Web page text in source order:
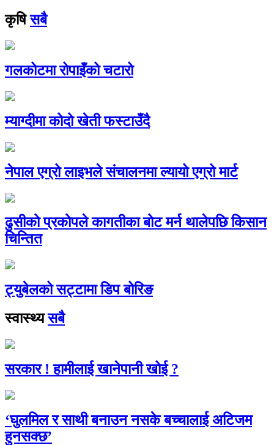
कृषिसबै
गलकोटमा रोपाइँको चटारो
म्याग्दीमा कोदो खेती फस्टाउँदै
नेपाल एग्रो लाइभले संचालनमा ल्यायो एग्रो मार्ट
ढुसीको प्रकोपले कागतीका बोट मर्न थालेपछि किसान
चिन्तित
ट्युबेलको सट्टामा डिप बोरिङ
स्वास्थ्यसबै
सरकार ! हामीलाई खानेपानी खोई ?
‘घुलमिल र साथी बनाउन नसके बच्चालाई अटिजम
हुनसक्छ’